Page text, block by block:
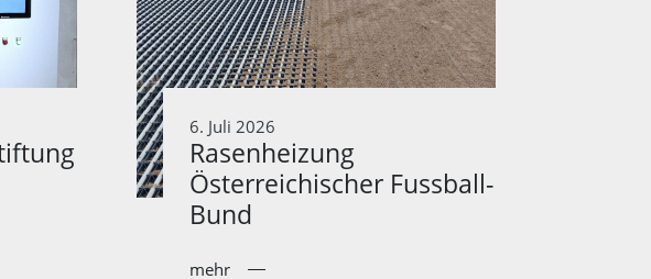
6. Juli 2026
Rasenheizung
Österreichischer Fussball-
Bund
mehr